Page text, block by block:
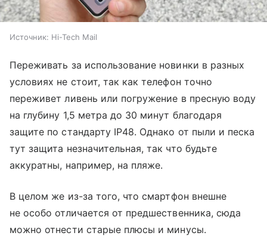
Источник: Hi-Tech Mail
Переживать за использование новинки в разных
условиях не стоит, так как телефон точно
переживет ливень или погружение в пресную воду
на глубину 1,5 метра до 30 минут благодаря
защите по стандарту IP48. Однако от пыли и песка
тут защита незначительная, так что будьте
аккуратны, например, на пляже.
В целом же из-за того, что смартфон внешне
не особо отличается от предшественника, сюда
можно отнести старые плюсы и минусы.